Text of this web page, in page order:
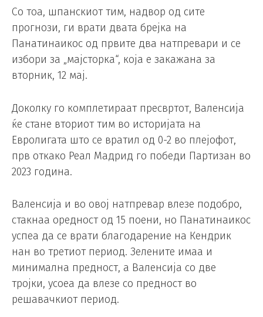
Со тоа, шпанскиот тим, надвор од сите
прогнози, ги врати двата брејка на
Панатинаикос од првите два натпревари и се
избори за „мајсторка“, која е закажана за
вторник, 12 мај.
Доколку го комплетираат пресвртот, Валенсија
ќе стане вториот тим во историјата на
Евролигата што се вратил од 0-2 во плејофот,
прв откако Реал Мадрид го победи Партизан во
2023 година.
Валенсија и во овој натпревар влезе подобро,
стакнаа оредност од 15 поени, но Панатинаикос
успеа да се врати благодарение на Кендрик
нан во третиот период. Зелените имаа и
минимална предност, а Валенсија со две
тројки, усоеа да влезе со предност во
решавачкиот период.